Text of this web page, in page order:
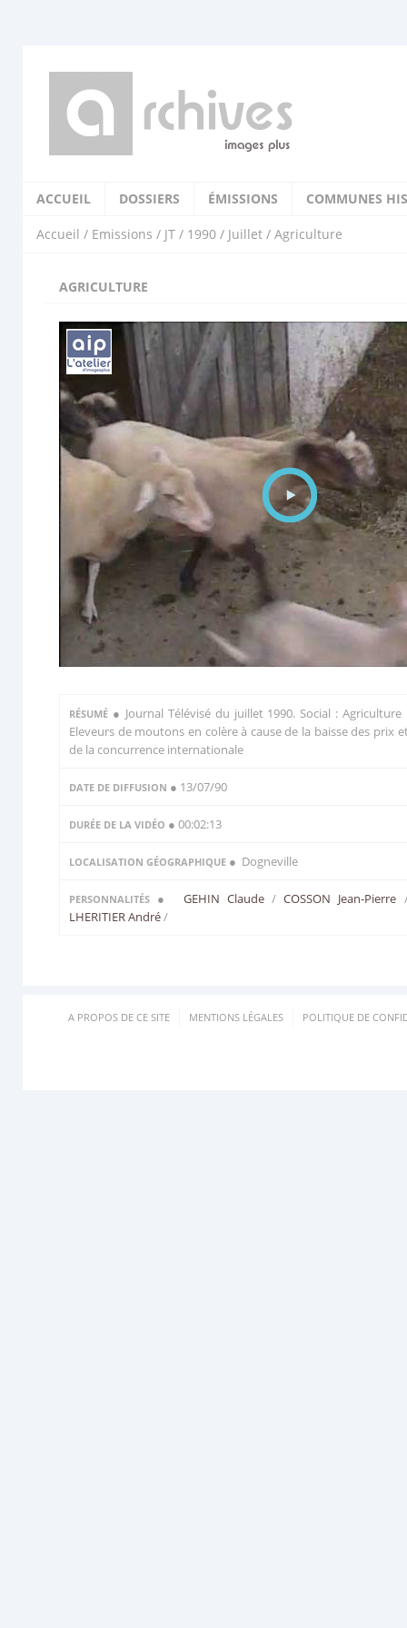
ACCUEIL DOSSIERS ÉMISSIONS COMMUNES
Accueil / Emissions / JT / 1990 / Juillet / Agriculture
AGRICULTURE
RÉSUMÉ ● Journal Télévisé du juillet 1990. Social : Agriculture
Eleveurs de moutons en colère à cause de la baisse des prix
de la concurrence internationale
DATE DE DIFFUSION ● 13/07/90
DURÉE DE LA VIDÉO ● 00:02:13
LOCALISATION GÉOGRAPHIQUE ● Dogneville
PERSONNALITÉS ●GEHIN Claude/ COSSON Jean-Pierre
LHERITIER André/
A PROPOS DE CE SITE MENTIONS LÉGALES POLITIQUE DE